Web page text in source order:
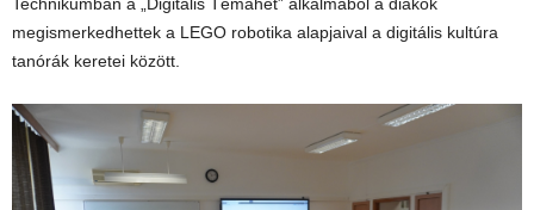
megismerkedhettek a LEGO robotika alapjaival a digitális kultúra
tanórák keretei között.